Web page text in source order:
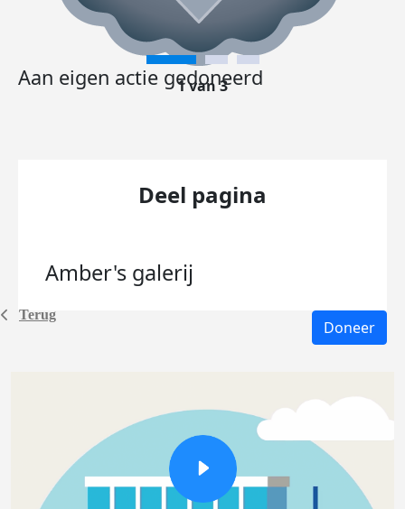
Terug
Aan eigen actie gedoneerd
1 van 3
Deel pagina
Amber's galerij
Doneer